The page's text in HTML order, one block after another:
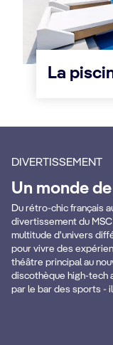
La
DIVERTISSEMENT
Un monde
Du rétro-chic français
divertissement du
multitude d'univers
pour vivre des
théâtre principal au
discothèque high-tech
par le bar des sports -